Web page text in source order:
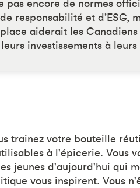
pas encore de normes
responsabilité et d’ESG,
aiderait les
investissements à leurs
trainez votre bouteille
à l'épicerie. Vous
jeunes d'aujourd'hui qui
vous inspirent. Vous